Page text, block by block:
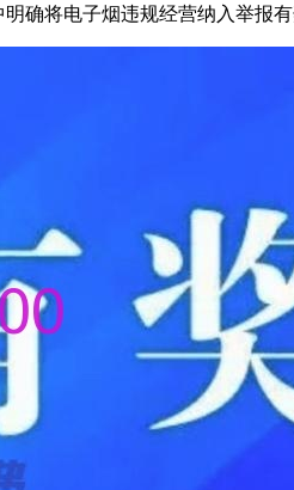
确将电子烟违规经营纳入举报有